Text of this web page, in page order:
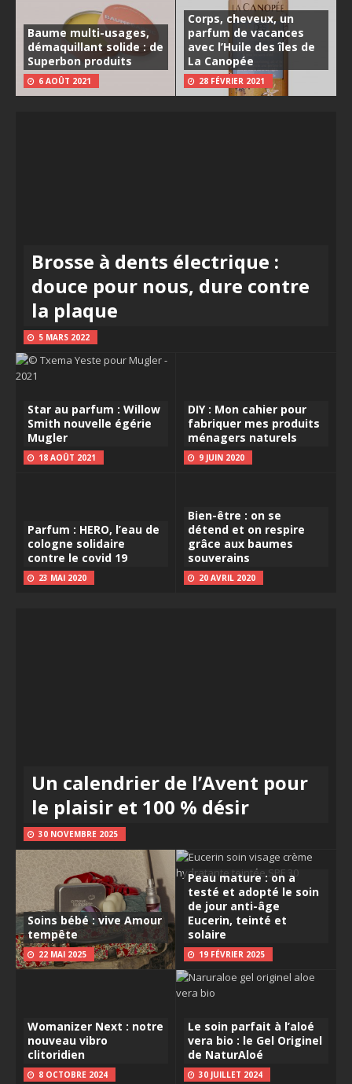
Baume multi-usages,
démaquillant solide : de
Superbon produits
6 AOÛT 2021
Corps, cheveux, un
parfum de vacances
avec l’Huile des îles de
La Canopée
28 FÉVRIER 2021
Brosse à dents électrique :
douce pour nous, dure contre
la plaque
5 MARS 2022
Star au parfum : Willow
Smith nouvelle égérie
Mugler
18 AOÛT 2021
DIY : Mon cahier pour
fabriquer mes produits
ménagers naturels
9 JUIN 2020
Parfum : HERO, l’eau de
cologne solidaire
contre le covid 19
23 MAI 2020
Bien-être : on se
détend et on respire
grâce aux baumes
souverains
20 AVRIL 2020
Un calendrier de l’Avent pour
le plaisir et 100 % désir
30 NOVEMBRE 2025
Soins bébé : vive Amour
tempête
22 MAI 2025
Peau mature : on a
testé et adopté le soin
de jour anti-âge
Eucerin, teinté et
solaire
19 FÉVRIER 2025
Womanizer Next : notre
nouveau vibro
clitoridien
8 OCTOBRE 2024
Le soin parfait à l’aloé
vera bio : le Gel Originel
de NaturAloé
30 JUILLET 2024